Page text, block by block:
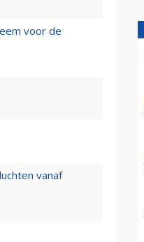
voor de
vanaf